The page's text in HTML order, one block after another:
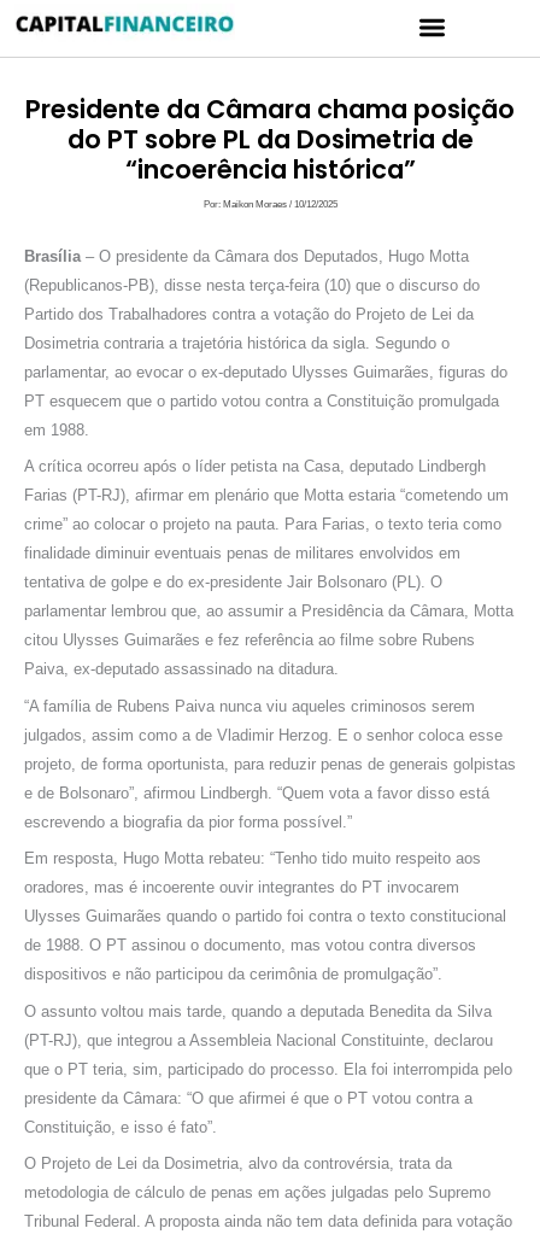
conteúdo
Menu
Presidente da Câmara chama posição
do PT sobre PL da Dosimetria de
“incoerência histórica”
Por: Maikon Moraes / 10/12/2025
Brasília – O presidente da Câmara dos Deputados, Hugo Motta
(Republicanos-PB), disse nesta terça-feira (10) que o discurso do
Partido dos Trabalhadores contra a votação do Projeto de Lei da
Dosimetria contraria a trajetória histórica da sigla. Segundo o
parlamentar, ao evocar o ex-deputado Ulysses Guimarães, figuras do
PT esquecem que o partido votou contra a Constituição promulgada
em 1988.
A crítica ocorreu após o líder petista na Casa, deputado Lindbergh
Farias (PT-RJ), afirmar em plenário que Motta estaria “cometendo um
crime” ao colocar o projeto na pauta. Para Farias, o texto teria como
finalidade diminuir eventuais penas de militares envolvidos em
tentativa de golpe e do ex-presidente Jair Bolsonaro (PL). O
parlamentar lembrou que, ao assumir a Presidência da Câmara, Motta
citou Ulysses Guimarães e fez referência ao filme sobre Rubens
Paiva, ex-deputado assassinado na ditadura.
“A família de Rubens Paiva nunca viu aqueles criminosos serem
julgados, assim como a de Vladimir Herzog. E o senhor coloca esse
projeto, de forma oportunista, para reduzir penas de generais golpistas
e de Bolsonaro”, afirmou Lindbergh. “Quem vota a favor disso está
escrevendo a biografia da pior forma possível.”
Em resposta, Hugo Motta rebateu: “Tenho tido muito respeito aos
oradores, mas é incoerente ouvir integrantes do PT invocarem
Ulysses Guimarães quando o partido foi contra o texto constitucional
de 1988. O PT assinou o documento, mas votou contra diversos
dispositivos e não participou da cerimônia de promulgação”.
O assunto voltou mais tarde, quando a deputada Benedita da Silva
(PT-RJ), que integrou a Assembleia Nacional Constituinte, declarou
que o PT teria, sim, participado do processo. Ela foi interrompida pelo
presidente da Câmara: “O que afirmei é que o PT votou contra a
Constituição, e isso é fato”.
O Projeto de Lei da Dosimetria, alvo da controvérsia, trata da
metodologia de cálculo de penas em ações julgadas pelo Supremo
Tribunal Federal. A proposta ainda não tem data definida para votação